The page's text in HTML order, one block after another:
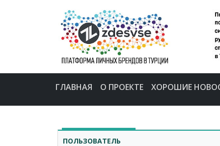
ГЛАВНАЯ О ПРОЕКТЕ ХОРОШИЕ
ПОЛЬЗОВАТЕЛЬ